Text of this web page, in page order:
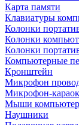
Карта памяти
Клавиатуры
Колонки
Колонки
Колонки
Компьютерные
Кронштейн
Микрофон
Микрофон-
Мыши
Наушники